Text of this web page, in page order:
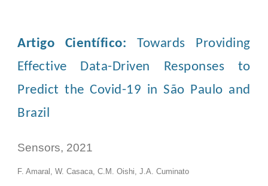
Artigo Científico:Towards Providing
Effective Data-Driven Responses to
Predict the Covid-19 in São Paulo and
Brazil
Sensors, 2021
F. Amaral, W. Casaca, C.M. Oishi, J.A. Cuminato